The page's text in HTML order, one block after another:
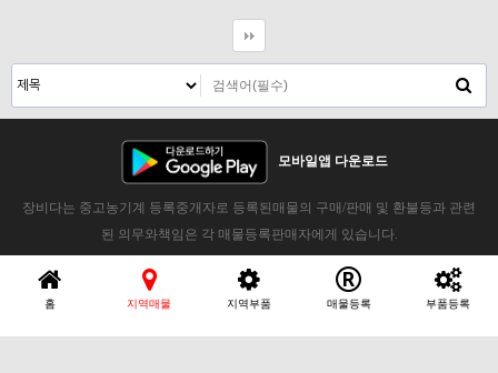
모바일앱 다운로드
장비다는 중고농기계 등록중개자로 등록된매물의 구매/판매 및 환불등과 관련
된 의무와책임은 각 매물등록판매자에게 있습니다.
홈 지역매물 지역부품 매물등록 부품등록